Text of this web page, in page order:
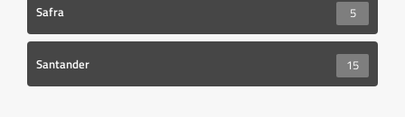
Safra 5
Santander 15